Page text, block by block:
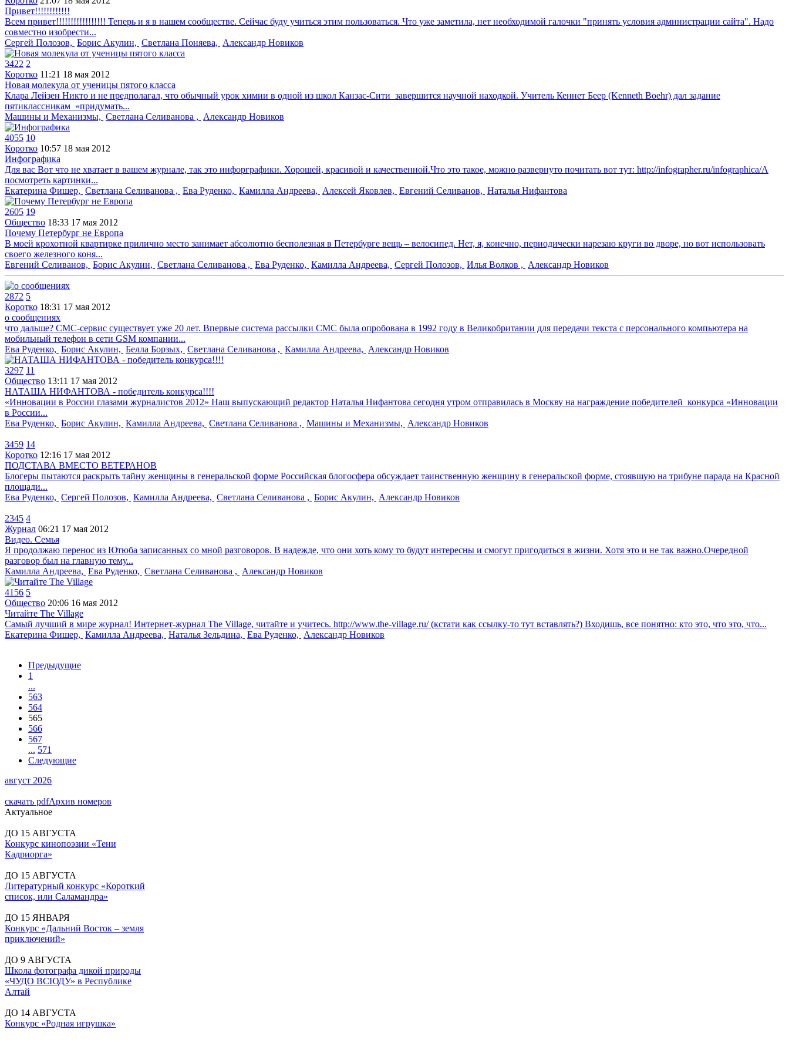
Привет!!!!!!!!!!!!
Всем привет!!!!!!!!!!!!!!!!! Теперь и я в нашем сообществе. Сейчас буду учиться этим пользоваться. Что уже заметила, нет необходимой галочки "принять условия администрации сайта". Надо
совместно изобрести...
Сергей Полозов, Борис Акулин, Светлана Поняева, Александр Новиков
3422 2
Коротко 11:21 18 мая 2012
Новая молекула от ученицы пятого класса
Клара Лейзен Никто и не предполагал, что обычный урок химии в одной из школ Канзас-Сити завершится научной находкой. Учитель Кеннет Беер (Kenneth Boehr) дал задание
пятиклассникам «придумать...
Машины и Механизмы, Светлана Селиванова , Александр Новиков
4055 10
Коротко 10:57 18 мая 2012
Инфографика
Для вас Вот что не хватает в вашем журнале, так это инфорграфики. Хорошей, красивой и качественной.Что это такое, можно развернуто почитать вот тут: http://infographer.ru/infographica/А
посмотреть картинки...
Екатерина Фишер, Светлана Селиванова , Ева Руденко, Камилла Андреева, Алексей Яковлев, Евгений Селиванов, Наталья Нифантова
2605 19
Общество 18:33 17 мая 2012
Почему Петербург не Европа
В моей крохотной квартирке прилично место занимает абсолютно бесполезная в Петербурге вещь – велосипед. Нет, я, конечно, периодически нарезаю круги во дворе, но вот использовать
своего железного коня...
Евгений Селиванов, Борис Акулин, Светлана Селиванова , Ева Руденко, Камилла Андреева, Сергей Полозов, Илья Волков , Александр Новиков
2872 5
Коротко 18:31 17 мая 2012
о сообщениях
что дальше? СМС-сервис существует уже 20 лет. Впервые система рассылки СМС была опробована в 1992 году в Великобритании для передачи текста с персонального компьютера на
мобильный телефон в сети GSM компании...
Ева Руденко, Борис Акулин, Белла Борзых, Светлана Селиванова , Камилла Андреева, Александр Новиков
3297 11
Общество 13:11 17 мая 2012
НАТАША НИФАНТОВА - победитель конкурса!!!!
«Инновации в России глазами журналистов 2012» Наш выпускающий редактор Наталья Нифантова сегодня утром отправилась в Москву на награждение победителей конкурса «Инновации
в России...
Ева Руденко, Борис Акулин, Камилла Андреева, Светлана Селиванова , Машины и Механизмы, Александр Новиков
3459 14
Коротко 12:16 17 мая 2012
ПОДСТАВА ВМЕСТО ВЕТЕРАНОВ
Блогеры пытаются раскрыть тайну женщины в генеральской форме Российская блогосфера обсуждает таинственную женщину в генеральской форме, стоявшую на трибуне парада на Красной
площади...
Ева Руденко, Сергей Полозов, Камилла Андреева, Светлана Селиванова , Борис Акулин, Александр Новиков
2345 4
Журнал 06:21 17 мая 2012
Видео. Семья
Я продолжаю перенос из Ютюба записанных со мной разговоров. В надежде, что они хоть кому то будут интересны и смогут пригодиться в жизни. Хотя это и не так важно.Очередной
разговор был на главную тему...
Камилла Андреева, Ева Руденко, Светлана Селиванова , Александр Новиков
4156 5
Общество 20:06 16 мая 2012
Читайте The Village
Самый лучший в мире журнал! Интернет-журнал The Village, читайте и учитесь. http://www.the-village.ru/ (кстати как ссылку-то тут вставлять?) Входишь, все понятно: кто это, что это, что...
Екатерина Фишер, Камилла Андреева, Наталья Зельдина, Ева Руденко, Александр Новиков
Предыдущие
1
...
563
564
565
566
567
... 571
Следующие
август 2026
скачать pdfАрхив номеров
Актуальное
ДО 15 АВГУСТА
Конкурс кинопоэзии «Тени
Кадриорга»
ДО 15 АВГУСТА
Литературный конкурс «Короткий
список, или Саламандра»
ДО 15 ЯНВАРЯ
Конкурс «Дальний Восток – земля
приключений»
ДО 9 АВГУСТА
Школа фотографа дикой природы
«ЧУДО ВСЮДУ» в Республике
Алтай
ДО 14 АВГУСТА
Конкурс «Родная игрушка»